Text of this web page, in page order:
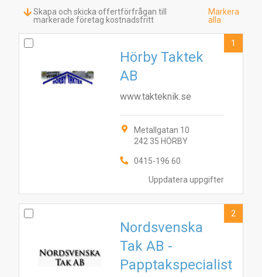
Skapa och skicka offertförfrågan till
markerade företag kostnadsfritt
Markera
alla
Uppdatera uppgifter
Hörby Taktek
AB
www.takteknik.se
Metallgatan 10
242 35 HÖRBY
0415-196 60
1
Nordsvenska
Tak AB -
Papptakspecialist
2